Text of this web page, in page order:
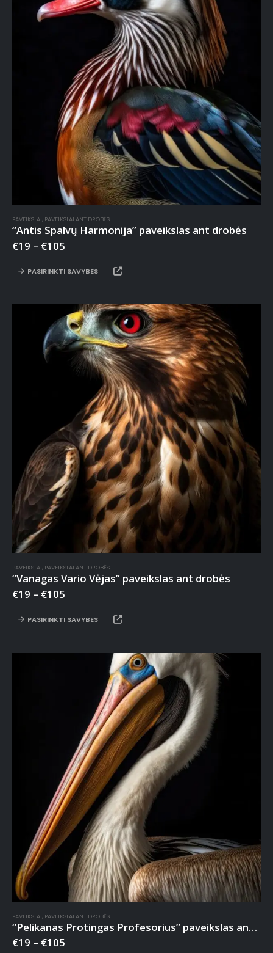
PAVEIKSLAI, PAVEIKSLAI ANT DROBĖS
“Antis Spalvų Harmonija” paveikslas ant drobės
€19 – €105
PASIRINKTI SAVYBES
PAVEIKSLAI, PAVEIKSLAI ANT DROBĖS
“Vanagas Vario Vėjas” paveikslas ant drobės
€19 – €105
PASIRINKTI SAVYBES
PAVEIKSLAI, PAVEIKSLAI ANT DROBĖS
“Pelikanas Protingas Profesorius” paveikslas ant drobės
€19 – €105